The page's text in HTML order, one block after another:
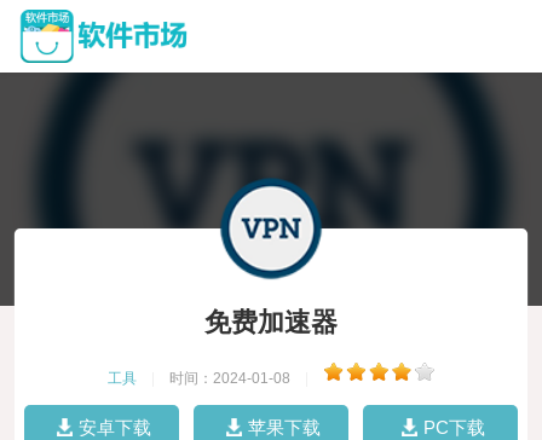
免费加速器
工具 时间：2024-01-08
安卓下载 苹果下载 PC下载